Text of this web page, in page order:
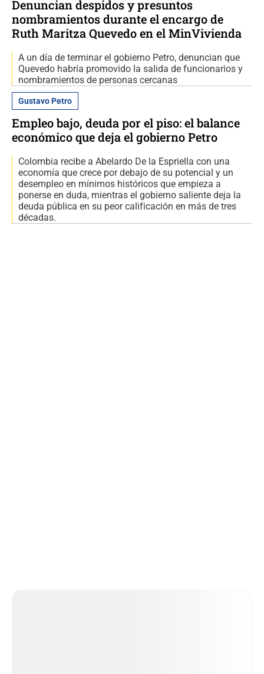
Denuncian despidos y presuntos
nombramientos durante el encargo de
Ruth Maritza Quevedo en el MinVivienda
A un día de terminar el gobierno Petro, denuncian que
Quevedo habría promovido la salida de funcionarios y
nombramientos de personas cercanas
Gustavo Petro
Empleo bajo, deuda por el piso: el balance
económico que deja el gobierno Petro
Colombia recibe a Abelardo De la Espriella con una
economía que crece por debajo de su potencial y un
desempleo en mínimos históricos que empieza a
ponerse en duda, mientras el gobierno saliente deja la
deuda pública en su peor calificación en más de tres
décadas.